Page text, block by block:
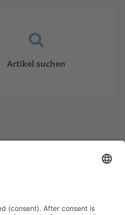
Artikel suchen